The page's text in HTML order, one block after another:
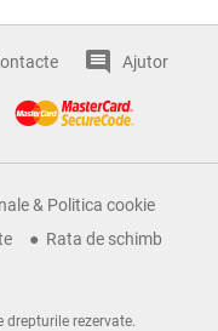
Ajutor
& Politica cookie
Rata de schimb
rezervate.